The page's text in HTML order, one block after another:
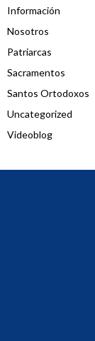
Información
Nosotros
Patriarcas
Sacramentos
Santos Ortodoxos
Uncategorized
Videoblog